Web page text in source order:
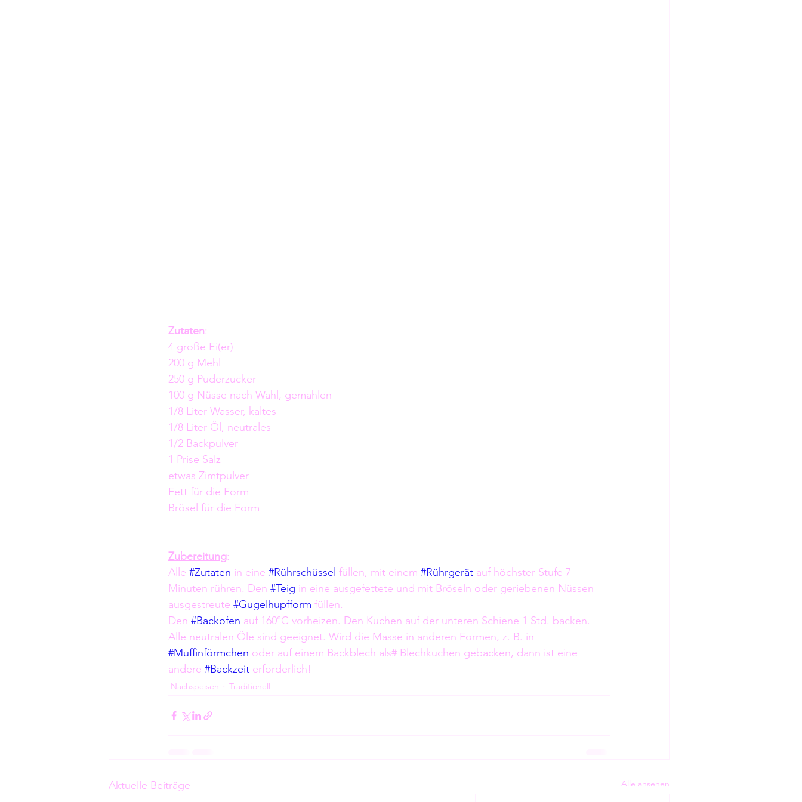
Zutaten:
4 große Ei(er)
200 g Mehl
250 g Puderzucker
100 g Nüsse nach Wahl, gemahlen
1/8 Liter Wasser, kaltes
1/8 Liter Öl, neutrales
1/2 Backpulver
1 Prise Salz
etwas Zimtpulver
Fett für die Form
Brösel für die Form
Zubereitung:
Alle #Zutaten in eine #Rührschüssel füllen, mit einem #Rührgerät auf höchster Stufe 7
Minuten rühren. Den #Teig in eine ausgefettete und mit Bröseln oder geriebenen Nüssen
ausgestreute #Gugelhupfform füllen.
Den #Backofen auf 160°C vorheizen. Den Kuchen auf der unteren Schiene 1 Std. backen.
Alle neutralen Öle sind geeignet. Wird die Masse in anderen Formen, z. B. in
#Muffinförmchen oder auf einem Backblech als# Blechkuchen gebacken, dann ist eine
andere #Backzeit erforderlich!
Nachspeisen Traditionell
Aktuelle Beiträge Alle ansehen